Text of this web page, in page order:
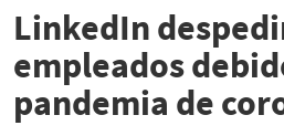
LinkedIn
empleados
pandemia de